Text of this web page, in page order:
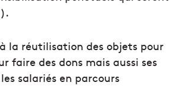
la réutilisation des objets pour
faire des dons mais aussi ses
salariés en parcours